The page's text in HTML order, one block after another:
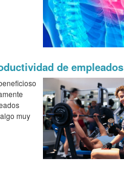
de empleados
muy